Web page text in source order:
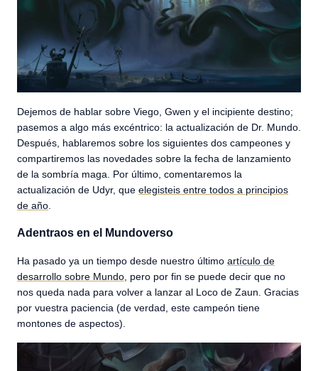
Dejemos de hablar sobre Viego, Gwen y el incipiente destino;
pasemos a algo más excéntrico: la actualización de Dr. Mundo.
Después, hablaremos sobre los siguientes dos campeones y
compartiremos las novedades sobre la fecha de lanzamiento
de la sombría maga. Por último, comentaremos la
actualización de Udyr, que elegisteis entre todos a principios
de año.
Adentraos en el Mundoverso
Ha pasado ya un tiempo desde nuestro último artículo de
desarrollo sobre Mundo, pero por fin se puede decir que no
nos queda nada para volver a lanzar al Loco de Zaun. Gracias
por vuestra paciencia (de verdad, este campeón tiene
montones de aspectos).